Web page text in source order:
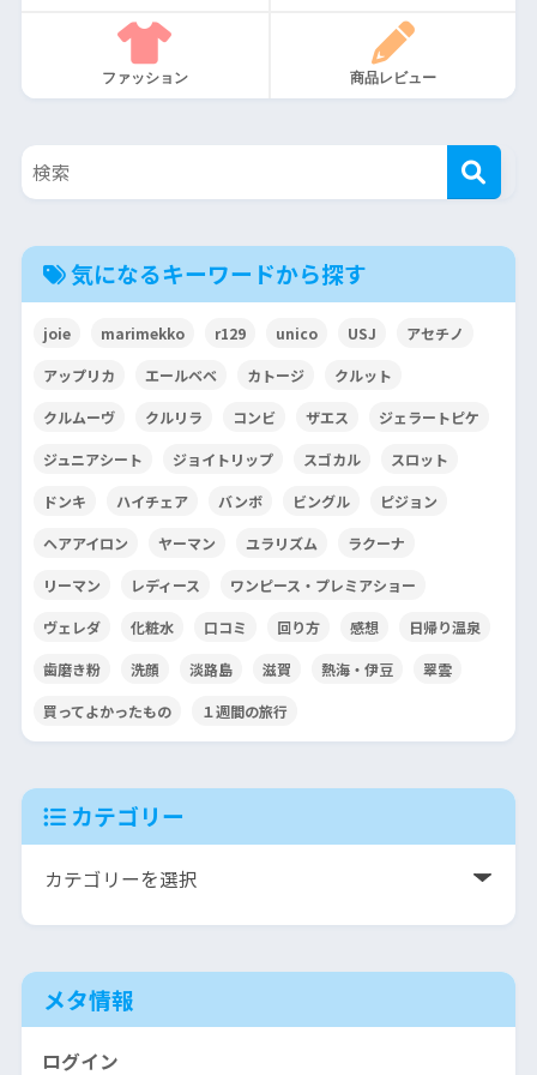
ファッション 商品レビュー
気になるキーワードから探す
joie marimekko r129 unico USJ アセチノ
アップリカ エールベベ カトージ クルット
クルムーヴ クルリラ コンビ ザエス ジェラートピケ
ジュニアシート ジョイトリップ スゴカル スロット
ドンキ ハイチェア バンボ ビングル ピジョン
ヘアアイロン ヤーマン ユラリズム ラクーナ
リーマン レディース ワンピース・プレミアショー
ヴェレダ 化粧水 口コミ 回り方 感想 日帰り温泉
歯磨き粉 洗顔 淡路島 滋賀 熱海・伊豆 翠雲
買ってよかったもの １週間の旅行
カテゴリー
メタ情報
ログイン